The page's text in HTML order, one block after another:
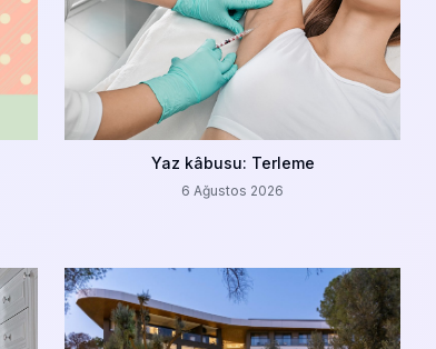
Yaz kâbusu: Terleme
6 Ağustos 2026